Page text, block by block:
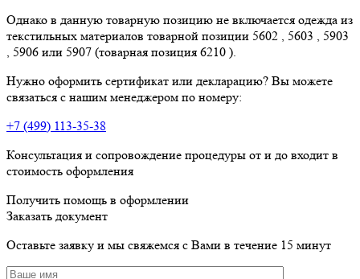
Однако в данную товарную позицию не включается одежда из
текстильных материалов товарной позиции 5602 , 5603 , 5903
, 5906 или 5907 (товарная позиция 6210 ).
Нужно оформить сертификат или декларацию? Вы можете
связаться с нашим менеджером по номеру:
+7 (499) 113-35-38
Консультация и сопровождение процедуры от и до входит в
стоимость оформления
Получить помощь в оформлении
Заказать документ
Оставьте заявку и мы свяжемся с Вами в течение 15 минут